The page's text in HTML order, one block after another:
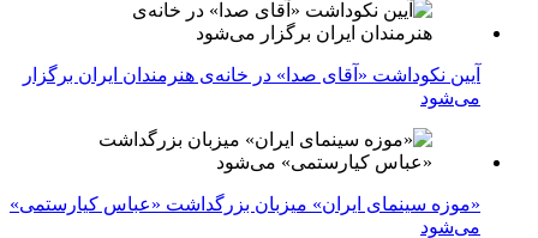
آیین نکوداشت «آقای صدا» در خانه‌ی هنرمندان ایران برگزار
می‌شود
«موزه سینمای ایران» میزبان بزرگداشت «عباس کیارستمی»
می‌شود